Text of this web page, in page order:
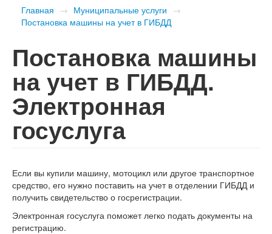
Главная → Муниципальные услуги →
Постановка машины на учет в ГИБДД
Постановка машины
на учет в ГИБДД.
Электронная
госуслуга
Если вы купили машину, мотоцикл или другое транспортное
средство, его нужно поставить на учет в отделении ГИБДД и
получить свидетельство о госрегистрации.
Электронная госуслуга поможет легко подать документы на
регистрацию.